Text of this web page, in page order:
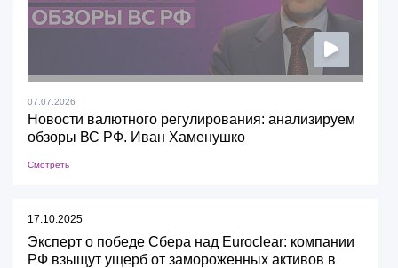
07.07.2026
Новости валютного регулирования: анализируем
обзоры ВС РФ. Иван Хаменушко
Смотреть
17.10.2025
Эксперт о победе Сбера над Euroclear: компании
РФ взыщут ущерб от замороженных активов в